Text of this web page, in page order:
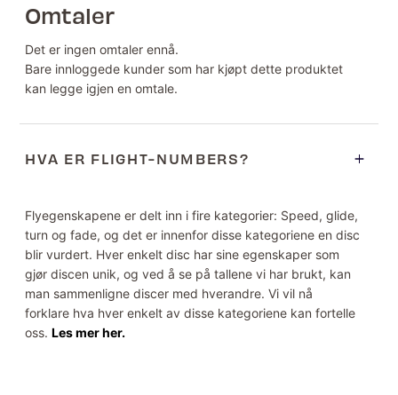
Omtaler
Det er ingen omtaler ennå.
Bare innloggede kunder som har kjøpt dette produktet
kan legge igjen en omtale.
HVA ER FLIGHT-NUMBERS?
Flyegenskapene er delt inn i fire kategorier: Speed, glide,
turn og fade, og det er innenfor disse kategoriene en disc
blir vurdert. Hver enkelt disc har sine egenskaper som
gjør discen unik, og ved å se på tallene vi har brukt, kan
man sammenligne discer med hverandre. Vi vil nå
forklare hva hver enkelt av disse kategoriene kan fortelle
oss.Les mer her.